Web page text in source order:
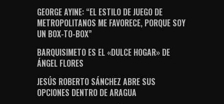
GEORGE AYINE: “EL ESTILO DE JUEGO DE
METROPOLITANOS ME FAVORECE, PORQUE SOY
UN BOX-TO-BOX”
BARQUISIMETO ES EL «DULCE HOGAR» DE
ÁNGEL FLORES
JESÚS ROBERTO SÁNCHEZ ABRE SUS
OPCIONES DENTRO DE ARAGUA